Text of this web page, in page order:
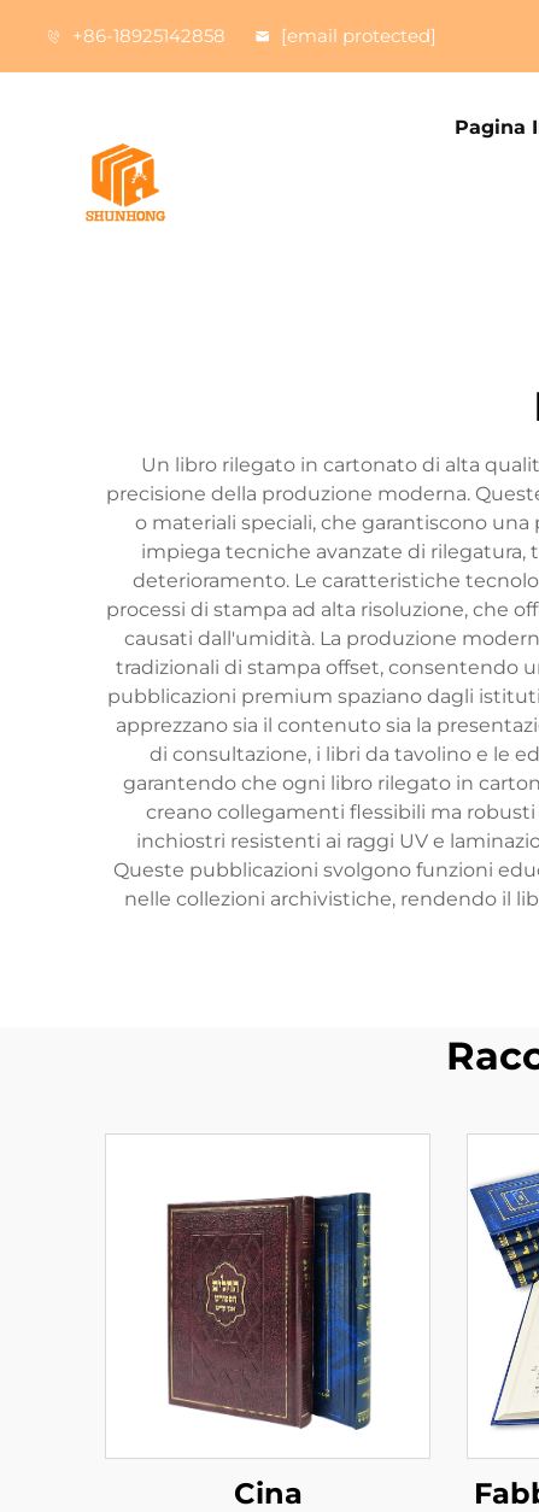
+86-18925142858 [email protected]
Pagina
Un libro rilegato in cartonato di alta
precisione della produzione moderna.
o materiali speciali, che garantiscono
impiega tecniche avanzate di rilegatura,
deterioramento. Le caratteristiche
processi di stampa ad alta risoluzione, che
causati dall'umidità. La produzione
tradizionali di stampa offset, consentendo
pubblicazioni premium spaziano dagli
apprezzano sia il contenuto sia la
di consultazione, i libri da tavolino e le
garantendo che ogni libro rilegato in
creano collegamenti flessibili ma
inchiostri resistenti ai raggi UV e
Queste pubblicazioni svolgono funzioni
nelle collezioni archivistiche, rendendo il
Cina